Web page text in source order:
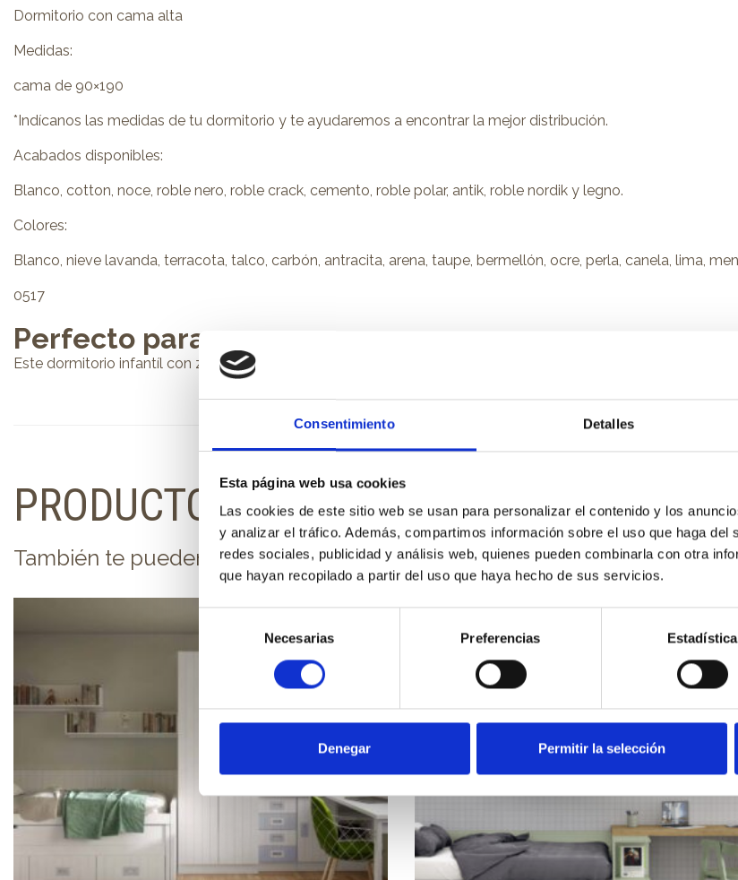
Consentimiento Detalles
Esta página web usa cookies
Las cookies de este sitio web se usan para personalizar el contenido y los
y analizar el tráfico. Además, compartimos información sobre el uso que haga del
redes sociales, publicidad y análisis web, quienes pueden combinarla con otra
que hayan recopilado a partir del uso que haya hecho de sus servicios.
consentimiento
Necesarias Preferencias Estadística
Denegar Permitir la selección
Dormitorio con cama alta
Medidas:
cama de 90×190
*Indícanos las medidas de tu dormitorio y te ayudaremos a encontrar la mejor distribución.
Acabados disponibles:
Blanco, cotton, noce, roble nero, roble crack, cemento, roble polar, antik, roble nordik y legno.
Colores:
Blanco, nieve lavanda, terracota, talco, carbón, antracita, arena, taupe, bermellón, ocre, perla, canela, lima,
0517
Perfecto para:
Este dormitorio infantíl con zona de juegos es perfecto para una niña o niño con una habitación en el que
PRODUCTOS RELACIONADOS
También te pueden interesar...